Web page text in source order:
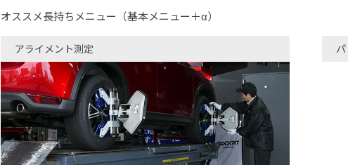
オススメ長持ちメニュー（基本メニュー＋α）
アライメント測定